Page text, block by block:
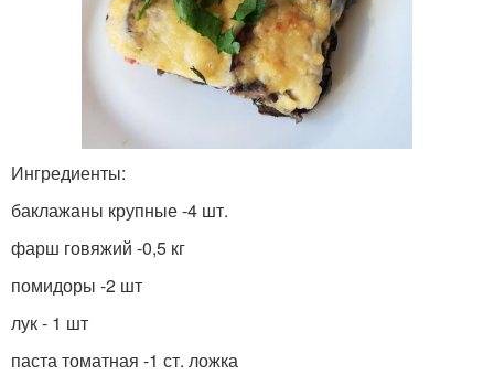
Ингредиенты:
баклажаны крупные -4 шт.
фарш говяжий -0,5 кг
помидоры -2 шт
лук - 1 шт
паста томатная -1 ст. ложка